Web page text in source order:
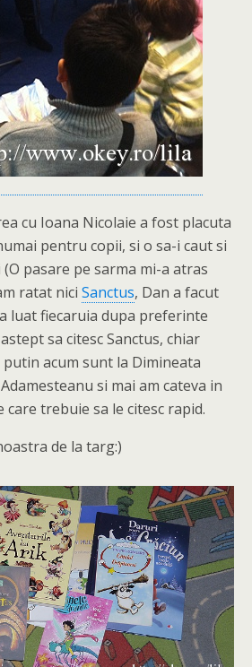
cu Ioana Nicolaie a fost placuta
pentru copii, si o sa-i caut si
pasare pe sarma mi-a atras
ratat nici Sanctus, Dan a facut
luat fiecaruia dupa preferinte
sa citesc Sanctus, chiar
putin acum sunt la Dimineata
si mai am cateva in
trebuie sa le citesc rapid.
de la targ:)